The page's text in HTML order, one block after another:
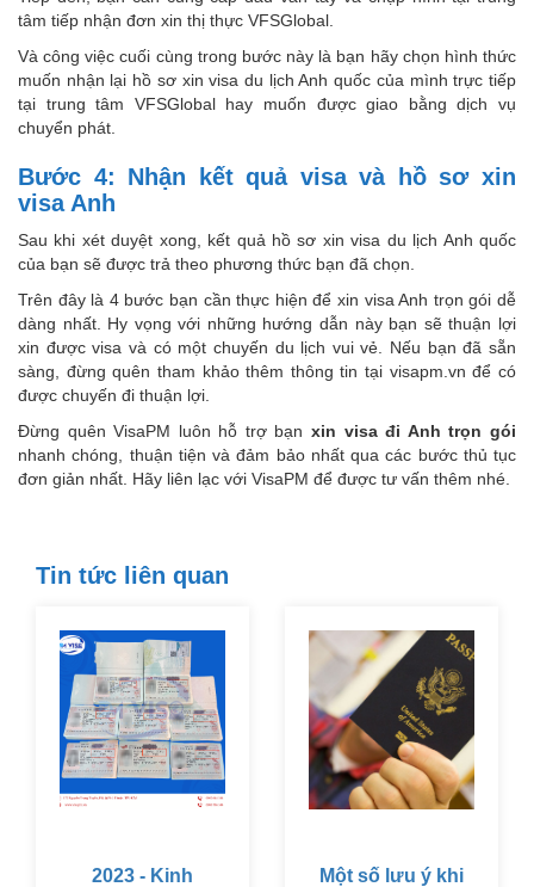
tâm tiếp nhận đơn xin thị thực VFSGlobal.
Và công việc cuối cùng trong bước này là bạn hãy chọn hình thức
muốn nhận lại hồ sơ xin visa du lịch Anh quốc của mình trực tiếp
tại trung tâm VFSGlobal hay muốn được giao bằng dịch vụ
chuyển phát.
Bước 4: Nhận kết quả visa và hồ sơ xin
visa Anh
Sau khi xét duyệt xong, kết quả hồ sơ xin visa du lịch Anh quốc
của bạn sẽ được trả theo phương thức bạn đã chọn.
Trên đây là 4 bước bạn cần thực hiện để xin visa Anh trọn gói dễ
dàng nhất. Hy vọng với những hướng dẫn này bạn sẽ thuận lợi
xin được visa và có một chuyến du lịch vui vẻ. Nếu bạn đã sẵn
sàng, đừng quên tham khảo thêm thông tin tại visapm.vn để có
được chuyến đi thuận lợi.
Đừng quên VisaPM luôn hỗ trợ bạnxin visa đi Anh trọn gói
nhanh chóng, thuận tiện và đảm bảo nhất qua các bước thủ tục
đơn giản nhất. Hãy liên lạc với VisaPM để được tư vấn thêm nhé.
Tin tức liên quan
2023 - Kinh Một số lưu ý khi